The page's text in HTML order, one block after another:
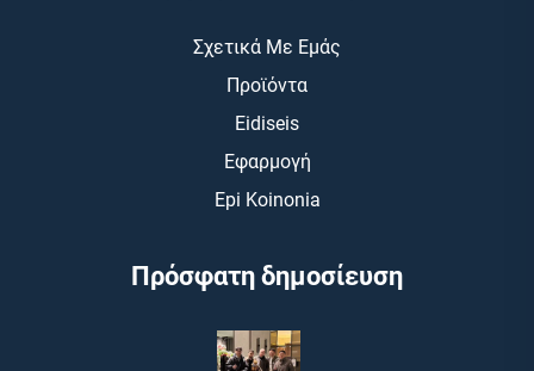
Σχετικά Με Εμάς
Προϊόντα
Eidiseis
Εφαρμογή
Epi Koinonia
Πρόσφατη δημοσίευση